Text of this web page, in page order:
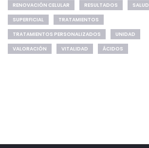
RENOVACIÓN CELULAR
RESULTADOS
SALUD
SUPERFICIAL
TRATAMIENTOS
TRATAMIENTOS PERSONALIZADOS
UNIDAD
VALORACIÓN
VITALIDAD ÁCIDOS